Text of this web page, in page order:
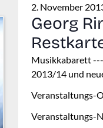
2. November
Georg
Musikkabarett
2013/14 und
Veranstaltungs-
Veranstaltungs-